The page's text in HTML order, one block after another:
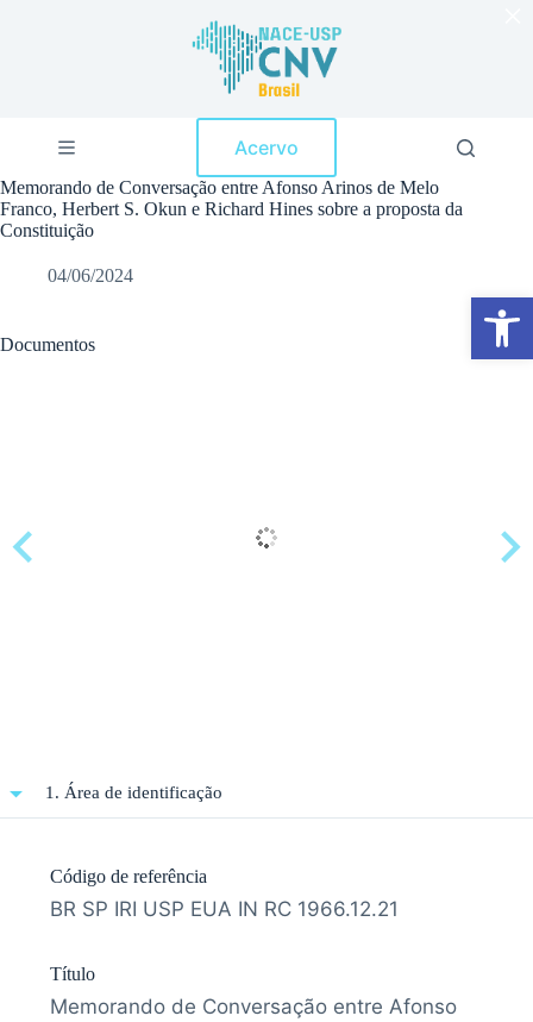
Abrir a barra de ferramentas
a
o
c
ú
Acervo
Memorando de Conversação entre Afonso Arinos de Melo
Franco, Herbert S. Okun e Richard Hines sobre a proposta da
Constituição
04/06/2024
Documentos
1. Área de identificação
Código de referência
BR SP IRI USP EUA IN RC 1966.12.21
Título
Memorando de Conversação entre Afonso